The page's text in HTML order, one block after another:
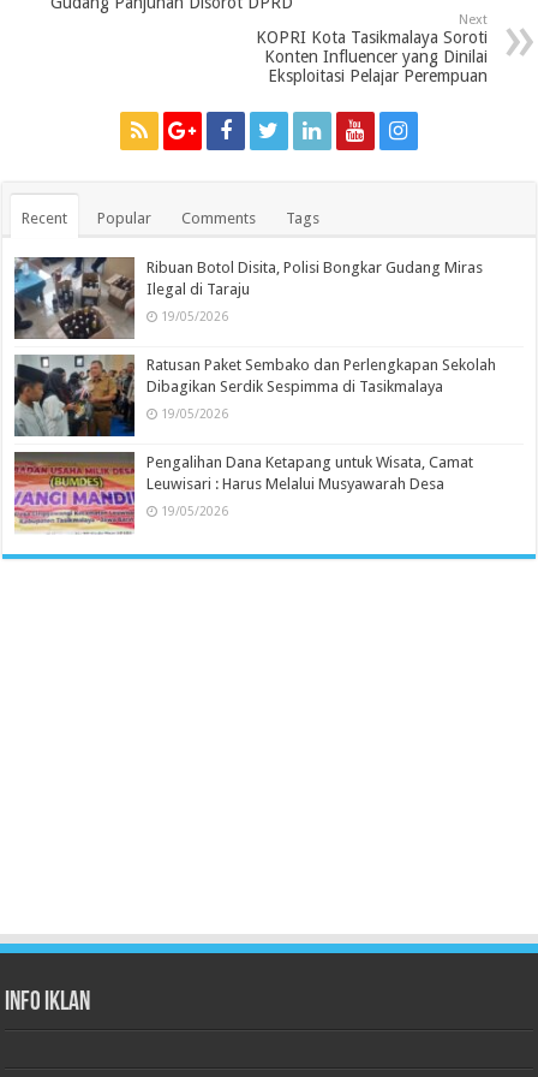
Next
KOPRI Kota Tasikmalaya Soroti
Konten Influencer yang Dinilai
Eksploitasi Pelajar Perempuan
Recent Popular Comments Tags
Ribuan Botol Disita, Polisi Bongkar Gudang Miras
Ilegal di Taraju
19/05/2026
Ratusan Paket Sembako dan Perlengkapan Sekolah
Dibagikan Serdik Sespimma di Tasikmalaya
19/05/2026
Pengalihan Dana Ketapang untuk Wisata, Camat
Leuwisari : Harus Melalui Musyawarah Desa
19/05/2026
Info Iklan